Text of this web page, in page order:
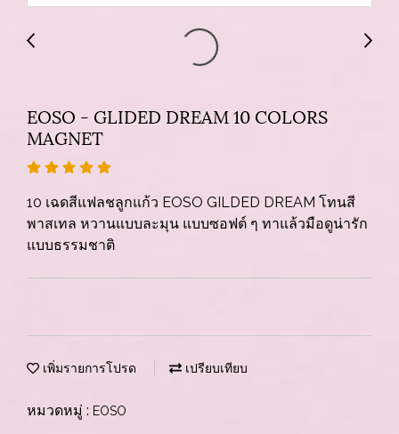
EOSO - GLIDED DREAM 10 COLORS
MAGNET
10 เฉดสีแฟลชลูกแก้ว EOSO GILDED DREAM โทนสี
พาสเทล หวานแบบละมุน แบบซอฟต์ ๆ ทาแล้วมือดูน่ารัก
แบบธรรมชาติ
เพิ่มรายการโปรด เปรียบเทียบ
หมวดหมู่ : EOSO